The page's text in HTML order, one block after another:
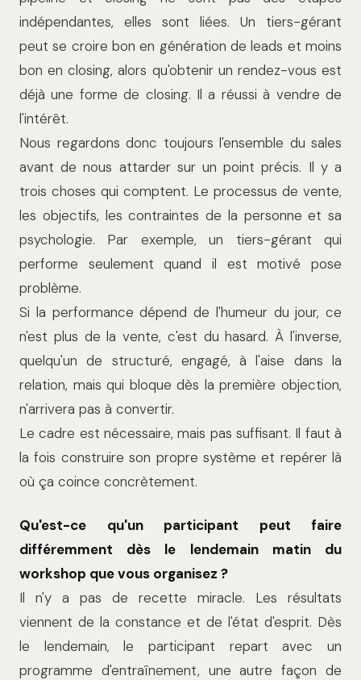
indépendantes, elles sont liées. Un tiers-gérant
peut se croire bon en génération de leads et moins
bon en closing, alors qu'obtenir un rendez-vous est
déjà une forme de closing. Il a réussi à vendre de
l'intérêt.
Nous regardons donc toujours l'ensemble du sales
avant de nous attarder sur un point précis. Il y a
trois choses qui comptent. Le processus de vente,
les objectifs, les contraintes de la personne et sa
psychologie. Par exemple, un tiers-gérant qui
performe seulement quand il est motivé pose
problème.
Si la performance dépend de l'humeur du jour, ce
n'est plus de la vente, c'est du hasard. À l'inverse,
quelqu'un de structuré, engagé, à l'aise dans la
relation, mais qui bloque dès la première objection,
n'arrivera pas à convertir.
Le cadre est nécessaire, mais pas suffisant. Il faut à
la fois construire son propre système et repérer là
où ça coince concrètement.
Qu'est-ce qu'un participant peut faire
différemment dès le lendemain matin du
workshop que vous organisez ?
Il n'y a pas de recette miracle. Les résultats
viennent de la constance et de l'état d'esprit. Dès
le lendemain, le participant repart avec un
programme d'entraînement, une autre façon de